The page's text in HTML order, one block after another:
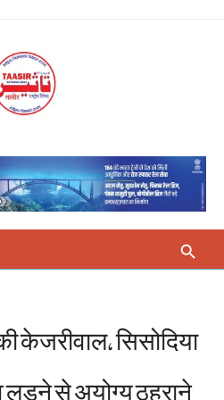
केजरीवाल, सिसोदिया